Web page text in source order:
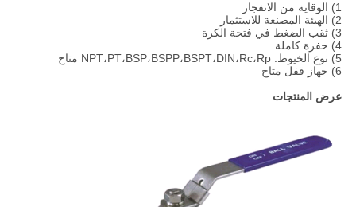
1) الوقاية من الانفجار
2) الهيئة المصنعة للاستثمار
3) ثقب الضغط في فتحة الكرة
4) حفرة كاملة
5) نوع الخيوط: NPT،PT،BSP،BSPP،BSPT،DIN،Rc،Rp متاح
6) جهاز قفل متاح
عرض المنتجات